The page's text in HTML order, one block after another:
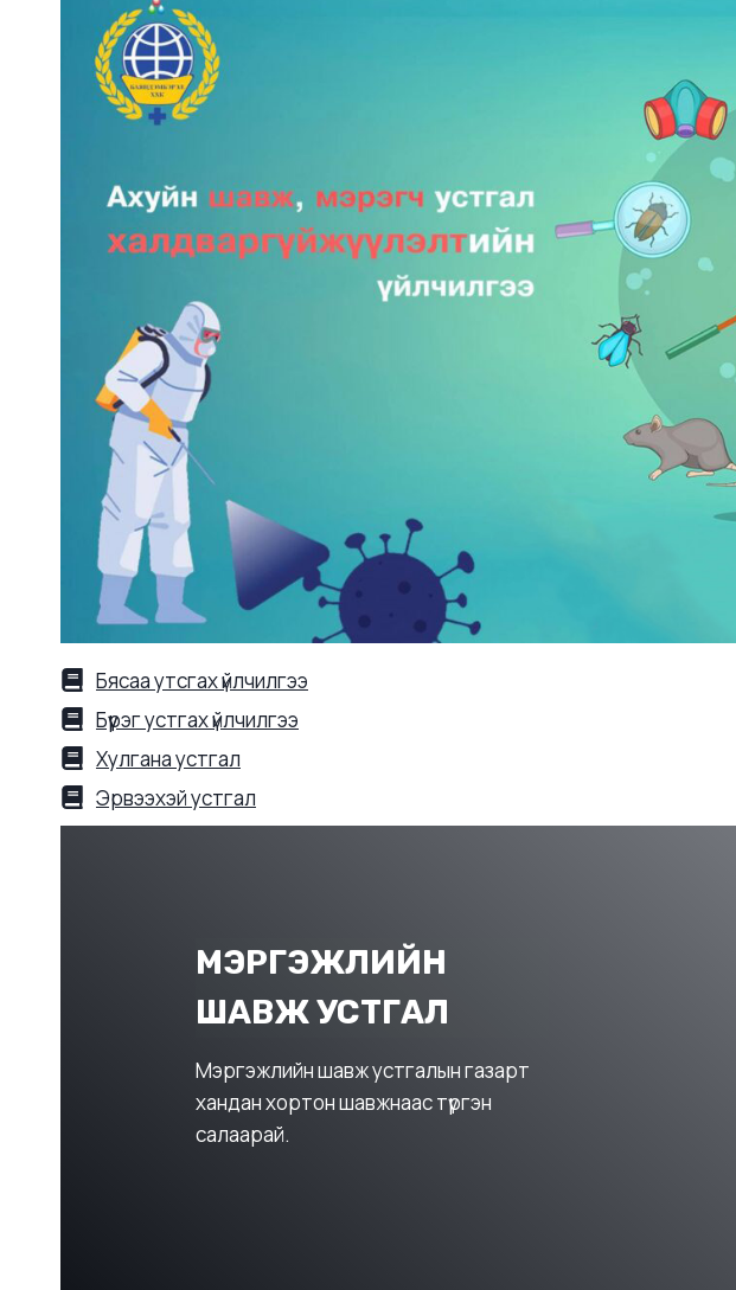
Бясаа утсгах үйлчилгээ
Бүүрэг устгах үйлчилгээ
Хулгана устгал
Эрвээхэй устгал
МЭРГЭЖЛИЙН
ШАВЖ УСТГАЛ
Мэргэжлийн шавж устгалын газарт
хандан хортон шавжнаас түргэн
салаарай.